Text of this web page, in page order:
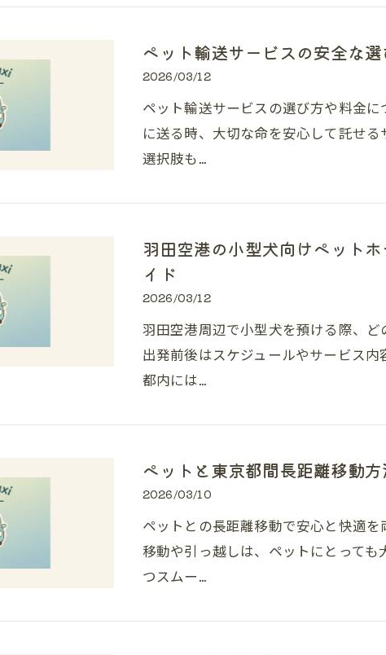
ペット輸送サービスの安全な
2026/03/12
ペット輸送サービスの選び方や料金
に送る時、大切な命を安心して託せ
選択肢も…
羽田空港の小型犬向けペット
イド
2026/03/12
羽田空港周辺で小型犬を預ける際、
出発前後はスケジュールやサービス
都内には…
ペットと東京都間長距離移動
2026/03/10
ペットとの長距離移動で安心と快適
移動や引っ越しは、ペットにとって
つスムー…